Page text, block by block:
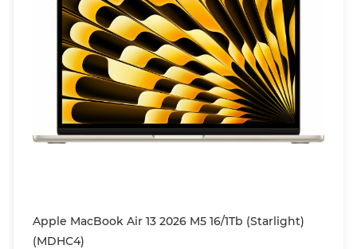
Apple MacBook Air 13 2026 M5 16/1Tb (Starlight)
(MDHC4)